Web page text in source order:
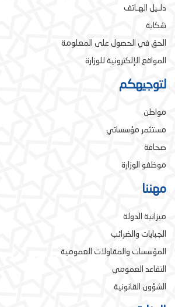
دلـيل الهـاتف
شكاية
الحق في الحصول على المعلومة
المواقع الإلكترونية للوزارة
لتوجيهكم
مواطن
مستثمر مؤسساتي
صحافة
موظفو الوزارة
مهننا
ميزانية الدولة
الجبايات والضرائب
المؤسسات والمقاولات العمومية
التقاعد العمومي
الشؤون القانونية